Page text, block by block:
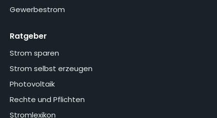
Gewerbestrom
Ratgeber
Strom sparen
Strom selbst erzeugen
Photovoltaik
Rechte und Pflichten
Stromlexikon